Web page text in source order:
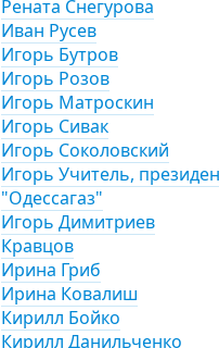
Рената Снегурова
Иван Русев
Игорь Бутров
Игорь Розов
Игорь Матроскин
Игорь Сивак
Игорь Соколовский
Игорь Учитель,
"Одессагаз"
Игорь Димитриев
Кравцов
Ирина Гриб
Ирина Ковалиш
Кирилл Бойко
Кирилл Данильченко